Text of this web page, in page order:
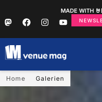
MADE WITH
Home Galerien